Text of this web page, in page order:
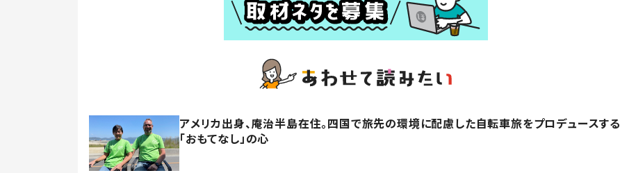
アメリカ出身、庵治半島在住。四国で旅先の環境に配慮した自転車旅をプロデュースする
「おもてなし」の心